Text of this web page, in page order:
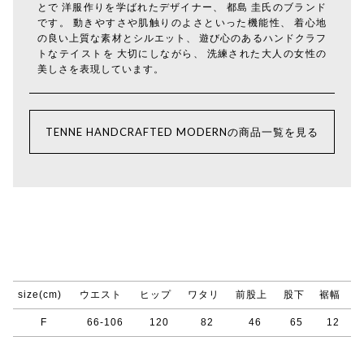
とで 洋服作りを学ばれたデザイナー、 都島 圭氏のブランド
です。 動きやすさや肌触りのよさといった機能性、 着心地
の良い上質な素材とシルエット、 遊び心のあるハンドクラフ
トなテイストを 大切にしながら、 洗練された大人の女性の
美しさを表現しています。
TENNE HANDCRAFTED MODERNの商品一覧を見る
size(cm) ウエスト ヒップ ワタリ 前股上 股下 裾幅
F 66-106 120 82 46 65 12